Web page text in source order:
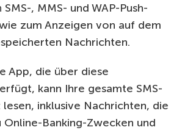
, MMS- und WAP-Push-
zum Anzeigen von auf dem
Nachrichten.
App, die über diese
kann Ihre gesamte SMS-
inklusive Nachrichten, die
Online-Banking-Zwecken und